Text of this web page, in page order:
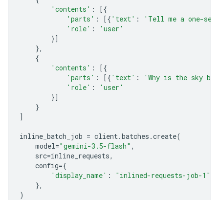
'contents' :
[{
'parts' : [{ 'text' :
'Tell me a one-
'role' :
'user'
}]
},
{
'contents' :
[{
'parts' : [{ 'text' :
'Why is the sky
'role' :
'user'
}]
}
]
inline_batch_job = client.batches .create(
model="gemini-3.5-flash" ,
src=inline_requests,
config={
'display_name' : "inlined-requests-job-1"
},
)